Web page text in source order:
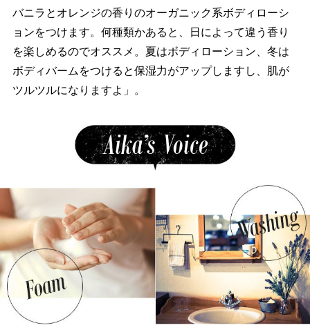
バニラとオレンジの香りのオーガニック系ボディローシ
ョンをつけます。何種類かあると、日によって違う香り
を楽しめるのでオススメ。夏はボディローション、冬は
ボディバームをつけると保湿力がアップしますし、肌が
ツルツルになりますよ」。